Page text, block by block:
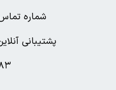
شماره تماس :
پشتیبانی